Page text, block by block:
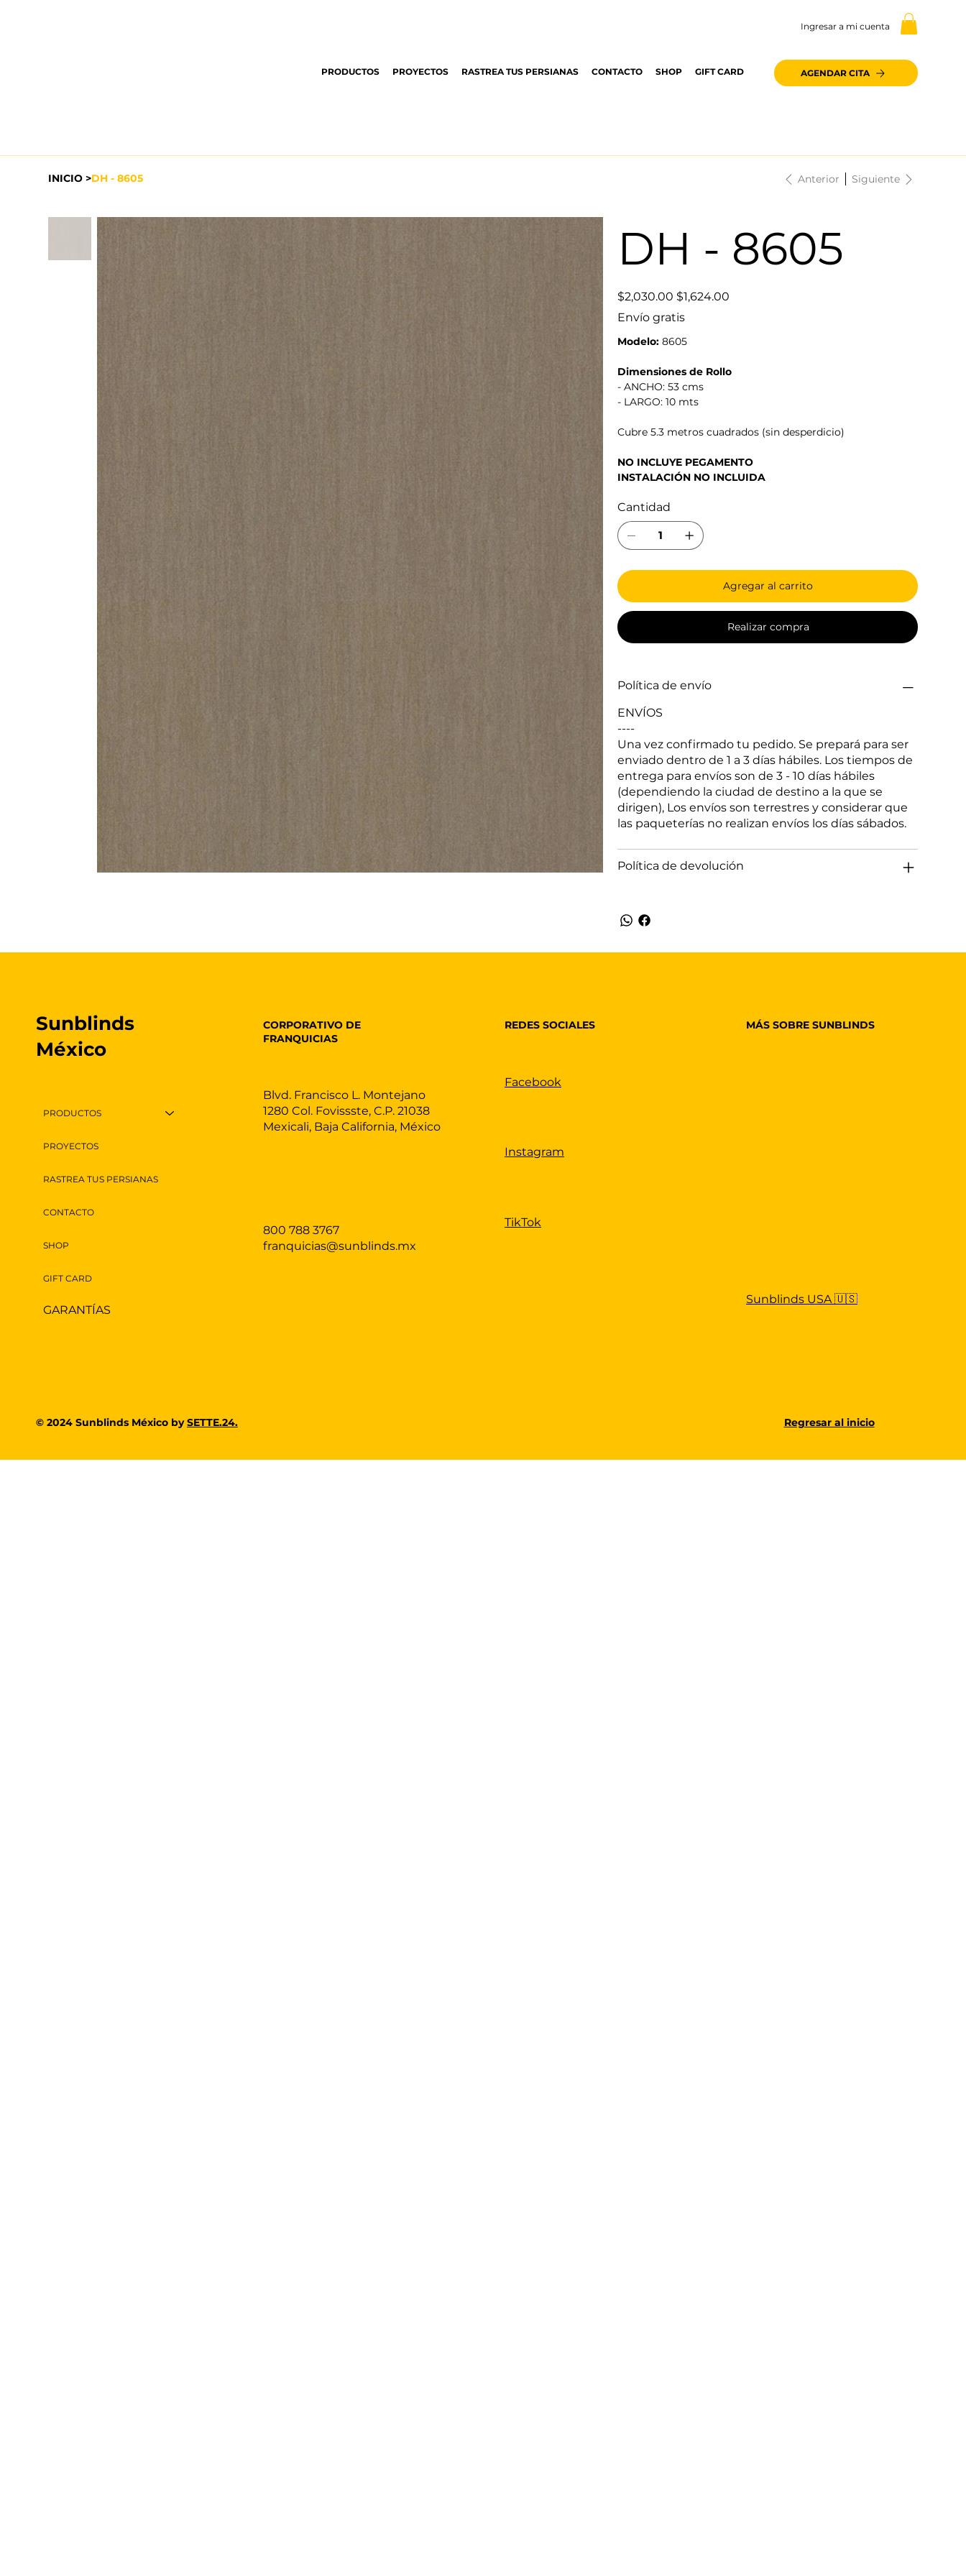
Ingresar a mi cuenta
PRODUCTOS PROYECTOS RASTREA TUS PERSIANAS CONTACTO SHOP GIFT CARD AGENDAR CITA
INICIO >DH - 8605 Anterior Siguiente
DH - 8605
Precio
original
$2,030.00 Precio
de
$1,624.00
Envío gratis
Modelo: 8605
Dimensiones de Rollo
- ANCHO: 53 cms
- LARGO: 10 mts
Cubre 5.3 metros cuadrados (sin desperdicio)
NO INCLUYE PEGAMENTO
INSTALACIÓN NO INCLUIDA
Cantidad
Agregar al carrito
Realizar compra
Política de envío
ENVÍOS
----
Una vez confirmado tu pedido. Se prepará para ser
enviado dentro de 1 a 3 días hábiles. Los tiempos de
entrega para envíos son de 3 - 10 días hábiles
(dependiendo la ciudad de destino a la que se
dirigen), Los envíos son terrestres y considerar que
las paqueterías no realizan envíos los días sábados.
Política de devolución
PRODUCTOS
PROYECTOS
RASTREA TUS PERSIANAS
CONTACTO
SHOP
GIFT CARD
Sunblinds
México
GARANTÍAS
800 788 3767
franquicias@sunblinds.mx
Blvd. Francisco L. Montejano
1280 Col. Fovissste, C.P. 21038
Mexicali, Baja California, México
CORPORATIVO DE
FRANQUICIAS
REDES SOCIALES
Facebook
Instagram
TikTok
MÁS SOBRE SUNBLINDS
Sunblinds USA 🇺🇸
© 2024 Sunblinds México bySETTE.24. Regresar al inicio